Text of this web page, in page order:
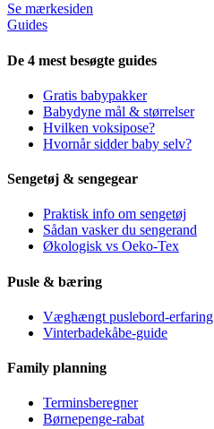
Se mærkesiden
Guides
De 4 mest besøgte guides
Gratis babypakker
Babydyne mål & størrelser
Hvilken voksipose?
Hvornår sidder baby selv?
Sengetøj & sengegear
Praktisk info om sengetøj
Sådan vasker du sengerand
Økologisk vs Oeko-Tex
Pusle & bæring
Væghængt puslebord-erfaring
Vinterbadekåbe-guide
Family planning
Terminsberegner
Børnepenge-rabat